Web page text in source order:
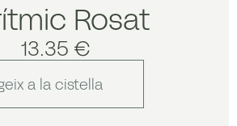
Rosat
13.35 €
a la cistella